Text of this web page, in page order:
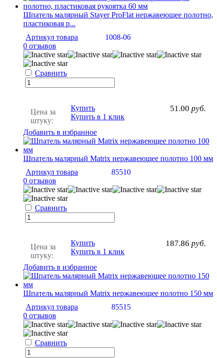
Шпатель малярный Stayer ProFlat нержавеющее полотно,
пластиковая р...
Артикул товара
1008-06
0 отзывов
Сравнить
Цена за
штуку:
51.00 руб.
Купить
Купить в 1 клик
Добавить в избранное
Шпатель малярный Matrix нержавеющее полотно 100 мм
Артикул товара
85510
0 отзывов
Сравнить
Цена за
штуку:
187.86 руб.
Купить
Купить в 1 клик
Добавить в избранное
Шпатель малярный Matrix нержавеющее полотно 150 мм
Артикул товара
85515
0 отзывов
Сравнить